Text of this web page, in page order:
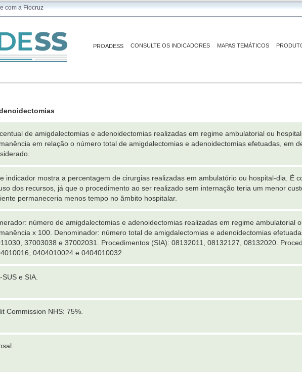
com a Fiocruz
PROADESS CONSULTE OS INDICADORES MAPAS TEMÁTICOS
de amigdalectomias e adenoidectomias realizadas em regime ambulatorial ou
em relação o número total de amigdalectomias e adenoidectomias efetuadas, em
indicador mostra a percentagem de cirurgias realizadas em ambulatório ou hospital-dia. É
dos recursos, já que o procedimento ao ser realizado sem internação teria um menor
permaneceria menos tempo no âmbito hospitalar.
número de amigdalectomias e adenoidectomias realizadas em regime ambulatorial
x 100. Denominador: número total de amigdalectomias e adenoidectomias
37003038 e 37002031. Procedimentos (SIA): 08132011, 08132127, 08132020.
0404010024 e 0404010032.
SUS e SIA.
Commission NHS: 75%.